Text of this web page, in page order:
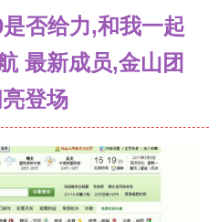
否给力,和我一起
最新成员,金山团
登场